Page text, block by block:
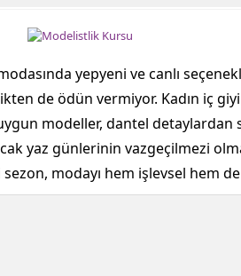
yepyeni ve canlı
de ödün vermiyor. Kadın iç
modeller, dantel
yaz günlerinin vazgeçilmezi
modayı hem işlevsel hem